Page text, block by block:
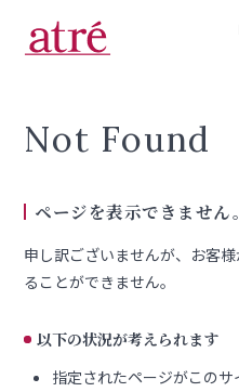
Not Found
ページを表示できません。
申し訳ございませんが、お客
ることができません。
以下の状況が考えられます
指定されたページがこのサ